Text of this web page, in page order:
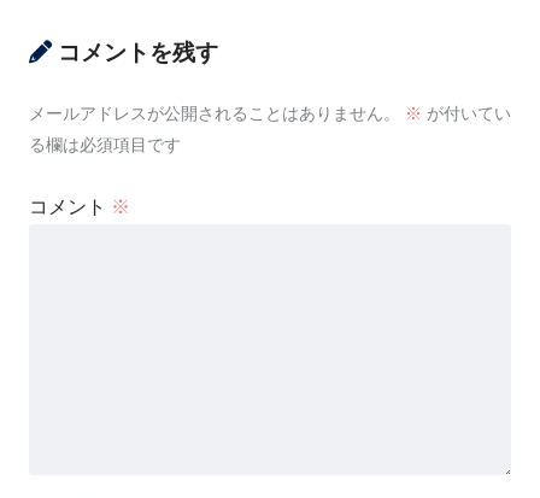
コメントを残す
メールアドレスが公開されることはありません。 ※ が付いてい
る欄は必須項目です
コメント ※